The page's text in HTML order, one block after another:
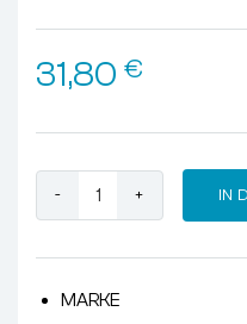
31,80 €
LM806649 Menge
IN
MARKE